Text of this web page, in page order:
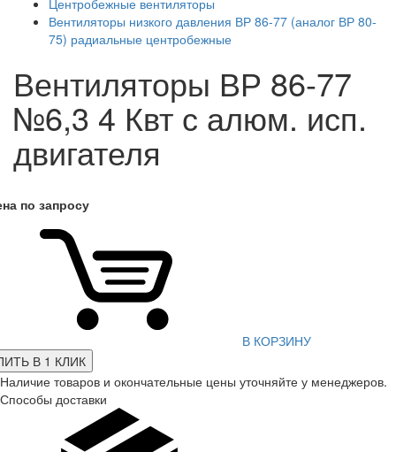
Центробежные вентиляторы
Вентиляторы низкого давления ВР 86-77 (аналог ВР 80-
75) радиальные центробежные
Вентиляторы ВР 86-77
№6,3 4 Квт с алюм. исп.
двигателя
по запросу
В КОРЗИНУ
В 1 КЛИК
Наличие товаров и окончательные цены уточняйте у менеджеров.
Способы доставки